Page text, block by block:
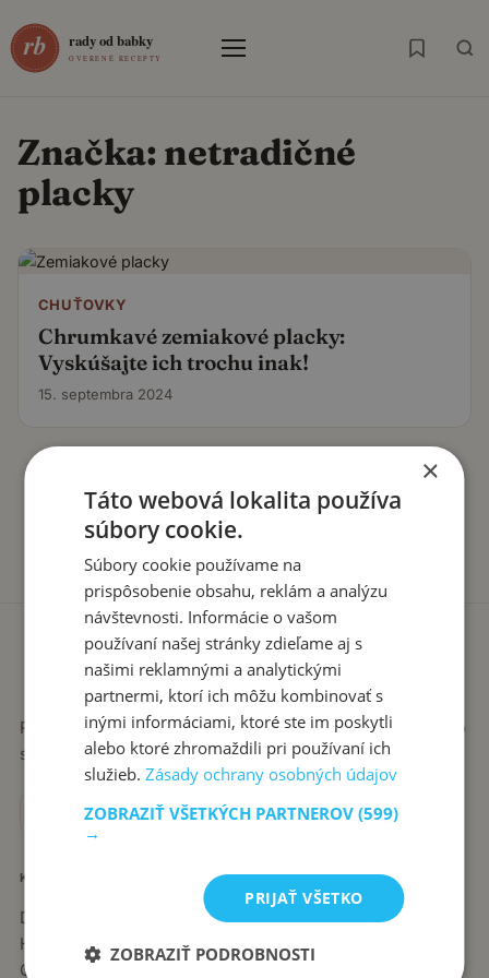
Menu
Značka: netradičné
placky
CHUŤOVKY
Chrumkavé zemiakové placky:
Vyskúšajte ich trochu inak!
15. septembra 2024
Recepty píše babka Stanka. Jednoduché, poctivé jedlá zo
slovenskej kuchyne, ktoré sa vždy podaria.
KATEGÓRIE
Dezerty
Hlavné jedlá
Chuťovky
×
Táto webová lokalita používa
súbory cookie.
Súbory cookie používame na
prispôsobenie obsahu, reklám a analýzu
návštevnosti. Informácie o vašom
používaní našej stránky zdieľame aj s
našimi reklamnými a analytickými
partnermi, ktorí ich môžu kombinovať s
inými informáciami, ktoré ste im poskytli
alebo ktoré zhromaždili pri používaní ich
služieb.Zásady ochrany osobných údajov
ZOBRAZIŤ VŠETKÝCH PARTNEROV(599)
→
PRIJAŤ VŠETKO
ZOBRAZIŤ PODROBNOSTI